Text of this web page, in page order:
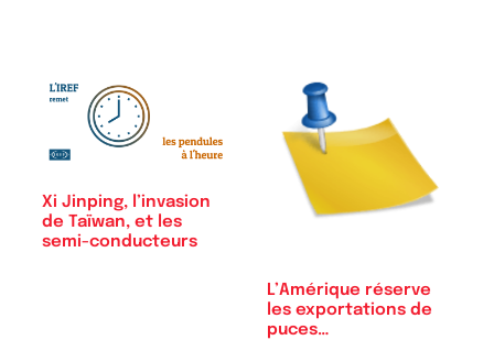
Xi Jinping, l’invasion
de Taïwan, et les
semi-conducteurs
L’Amérique réserve
les exportations de
puces…